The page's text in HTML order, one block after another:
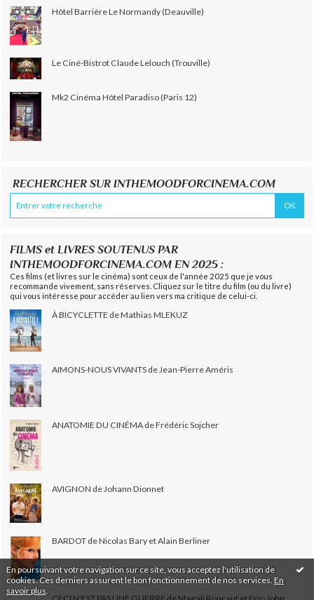
En poursuivant votre navigation sur ce site, vous acceptez l'utilisation de
cookies. Ces derniers assurent le bon fonctionnement de nos services. En
savoir plus
Hôtel Barrière Le Normandy (Deauville)
Le Ciné-Bistrot Claude Lelouch (Trouville)
Mk2 Cinéma Hôtel Paradiso (Paris 12)
RECHERCHER SUR INTHEMOODFORCINEMA.COM
FILMS et LIVRES SOUTENUS PAR
INTHEMOODFORCINEMA.COM EN 2025 :
Ces films (et livres sur le cinéma) sont ceux de l'année 2025 que je vous
recommande vivement, sans réserves. Cliquez sur le titre du film (ou du livre)
qui vous intéresse pour accéder au lien vers ma critique de celui-ci.
À BICYCLETTE de Mathias MLEKUZ
AIMONS-NOUS VIVANTS de Jean-Pierre Améris
ANATOMIE DU CINÉMA de Frédéric Sojcher
AVIGNON de Johann Dionnet
BARDOT de Nicolas Bary et Alain Berliner